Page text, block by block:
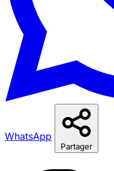
WhatsApp
Partager